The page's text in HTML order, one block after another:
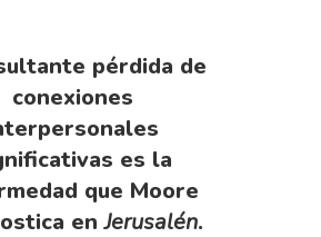
pérdida de
conexiones
es la
que Moore
enJerusalén.